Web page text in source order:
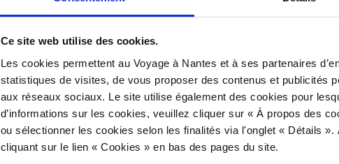
Ce site web utilise des cookies.
Les cookies permettent au Voyage à Nantes et à ses partenaires
statistiques de visites, de vous proposer des contenus et publicités
aux réseaux sociaux. Le site utilise également des cookies pour
d’informations sur les cookies, veuillez cliquer sur « À propos des
ou sélectionner les cookies selon les finalités via l'onglet « Détails
cliquant sur le lien « Cookies » en bas des pages du site.
Le
To see
The
Estuaire
Nazaire